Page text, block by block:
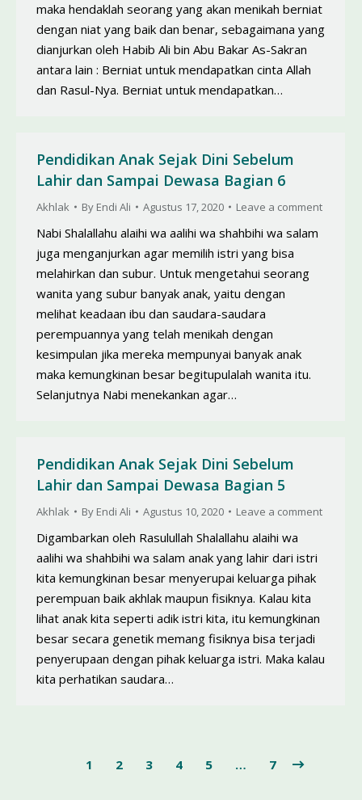
maka hendaklah seorang yang akan menikah berniat
dengan niat yang baik dan benar, sebagaimana yang
dianjurkan oleh Habib Ali bin Abu Bakar As-Sakran
antara lain : Berniat untuk mendapatkan cinta Allah
dan Rasul-Nya. Berniat untuk mendapatkan…
Pendidikan Anak Sejak Dini Sebelum
Lahir dan Sampai Dewasa Bagian 6
Akhlak By Endi Ali Agustus 17, 2020 Leave a comment
Nabi Shalallahu alaihi wa aalihi wa shahbihi wa salam
juga menganjurkan agar memilih istri yang bisa
melahirkan dan subur. Untuk mengetahui seorang
wanita yang subur banyak anak, yaitu dengan
melihat keadaan ibu dan saudara-saudara
perempuannya yang telah menikah dengan
kesimpulan jika mereka mempunyai banyak anak
maka kemungkinan besar begitupulalah wanita itu.
Selanjutnya Nabi menekankan agar…
Pendidikan Anak Sejak Dini Sebelum
Lahir dan Sampai Dewasa Bagian 5
Akhlak By Endi Ali Agustus 10, 2020 Leave a comment
Digambarkan oleh Rasulullah Shalallahu alaihi wa
aalihi wa shahbihi wa salam anak yang lahir dari istri
kita kemungkinan besar menyerupai keluarga pihak
perempuan baik akhlak maupun fisiknya. Kalau kita
lihat anak kita seperti adik istri kita, itu kemungkinan
besar secara genetik memang fisiknya bisa terjadi
penyerupaan dengan pihak keluarga istri. Maka kalau
kita perhatikan saudara…
1 2 3 4 5 … 7